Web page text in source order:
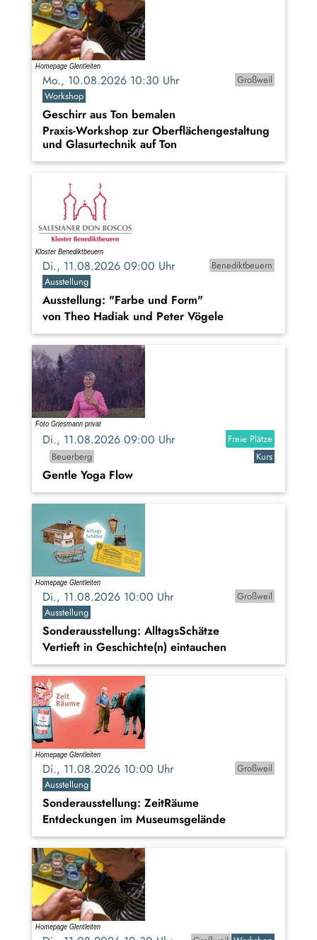
Mo., 10.08.2026 10:30 Uhr
Großweil
Workshop
Geschirr aus Ton bemalen
Praxis-Workshop zur Oberflächengestaltung
und Glasurtechnik auf Ton
Di., 11.08.2026 09:00 Uhr
Benediktbeuern
Ausstellung
Ausstellung: "Farbe und Form"
von Theo Hadiak und Peter Vögele
Di., 11.08.2026 09:00 Uhr
Freie Plätze
Beuerberg
Kurs
Gentle Yoga Flow
Di., 11.08.2026 10:00 Uhr
Großweil
Ausstellung
Sonderausstellung: AlltagsSchätze
Vertieft in Geschichte(n) eintauchen
Di., 11.08.2026 10:00 Uhr
Großweil
Ausstellung
Sonderausstellung: ZeitRäume
Entdeckungen im Museumsgelände